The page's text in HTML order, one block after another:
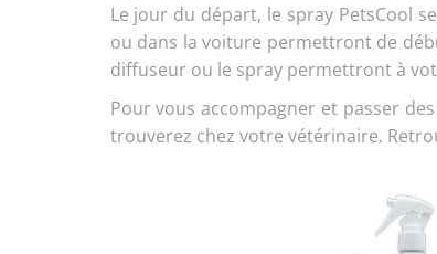
Le jour du départ, le spray PetsCool
ou dans la voiture permettront de
diffuseur ou le spray permettront à
Pour vous accompagner et passer
trouverez chez votre vétérinaire.